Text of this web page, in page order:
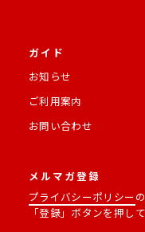
ガイド
お知らせ
ご利用案内
お問い合わせ
メルマガ登録
プライバシーポリシー
「登録」ボタンを押し